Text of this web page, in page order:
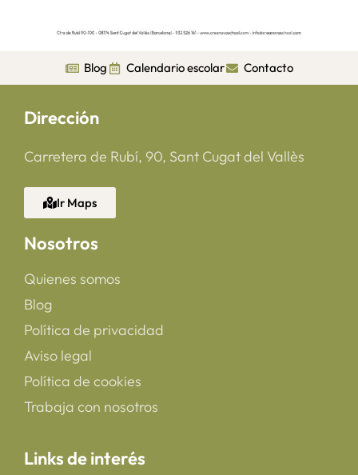
Blog Calendario escolar Contacto
Dirección
Carretera de Rubí, 90, Sant Cugat del Vallès
Ir Maps
Nosotros
Quienes somos
Blog
Política de privacidad
Aviso legal
Política de cookies
Trabaja con nosotros
Links de interés